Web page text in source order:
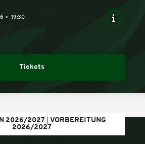
19:30
Tickets
2026/2027
VORBEREITUNG
2026/2027